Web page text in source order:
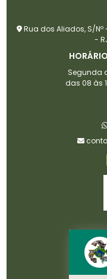
Rua dos Aliados, S/
-
Segunda
das 08 às